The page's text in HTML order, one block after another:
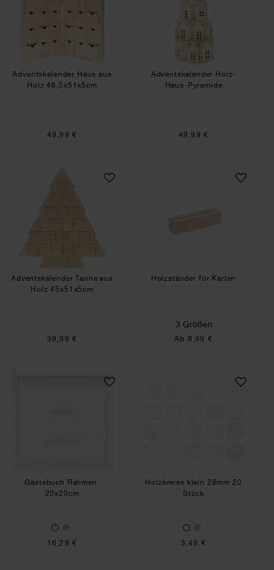
Adventskalender Haus aus
Holz 46,5x51x5cm
49,99 €
Adventskalender Holz-
Haus-Pyramide
49,99 €
Adventskalender Tanne aus Holz 45x51x5cm
Adventskalender Tanne aus
Holz 45x51x5cm
39,99 €
Holzständer für
Holzständer für Karten
3 Größen
Ab 8,99 €
Gästebuch Rahmen
Gästebuch Rahmen
20x20cm
16,29 €
Holzkreise klein
Holzkreise klein 28mm 20
Stück
3,49 €